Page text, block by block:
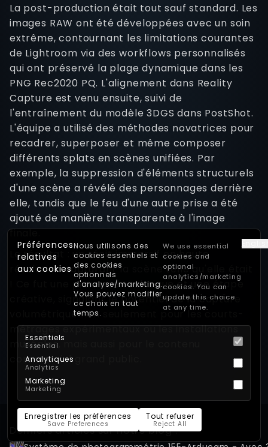
La post-production était tout sauf standard. Les
images RAW ont été développées avec un soin
extrême, contournant les limitations courantes
de Lightroom via des workflows personnalisés
qui ont préservé la plage dynamique dans les
PNG Rec2020 PQ. L'alignement dans Reality
Capture est venu ensuite, suivi de
l'entraînement du modèle 3DGS dans PostShot.
L'équipe a utilisé des méthodes novatrices pour
recadrer, superposer et même composer
différents splats en scènes unifiées. Par
exemple, la suppression d'éléments structurels
d'une scène a révélé des personnages derrière
elle, tandis que le feu d'une autre prise a été
ajouté de manière transparente à l'image
finale.
Le résultat : un récit immersif en haute
résolution capturant la scène telle qu'elle était
! Ce fut une prouesse technique et une étape
créative, signalant le potentiel de la capture
volumétrique non seulement pour les courts-
métrages expérimentaux ou les installations
muséales, mais aussi pour le contenu
commercial grand public.
Derniers articles sur notre blog :
Préférences
relatives
aux cookies
Nous utilisons des
cookies essentiels et
des cookies
optionnels
d'analyse/marketing.
Vous pouvez modifier
ce choix en tout
temps.
We use essential
cookies and
optional
analytics/marketing
cookies. You can
update this choice
at any time.
Essentiels
Essential
Analytiques
Analytics
Marketing
Marketing
Enregistrer les préférences
Save Preferences
Tout refuser
Reject All